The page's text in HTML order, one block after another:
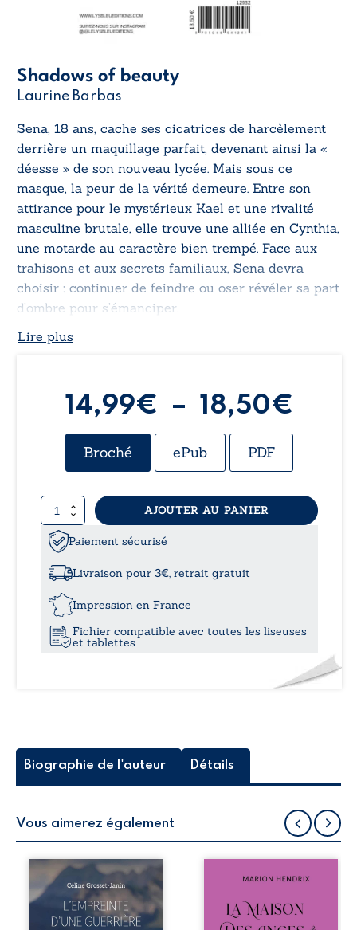
Shadows of beauty
Laurine Barbas
Sena, 18 ans, cache ses cicatrices de harcèlement
derrière un maquillage parfait, devenant ainsi la «
déesse » de son nouveau lycée. Mais sous ce
masque, la peur de la vérité demeure. Entre son
attirance pour le mystérieux Kael et une rivalité
masculine brutale, elle trouve une alliée en Cynthia,
une motarde au caractère bien trempé. Face aux
trahisons et aux secrets familiaux, Sena devra
choisir : continuer de feindre ou oser révéler sa part
d’ombre pour s’émanciper.
Lire plus
14,99€ – 18,50€
de
Broché ePub PDF
quantité
de
Shadows
beauty
AJOUTER AU PANIER
Paiement sécurisé
Livraison pour 3€, retrait gratuit
Impression en France
Fichier compatible avec toutes les liseuses
et tablettes
Biographie de l'auteur Détails
Vous aimerez également
Que reste-t-il de
l’enfance lorsque
la maladie impose
ses propres règles
Nous sommes en
après le décès du
patriarche